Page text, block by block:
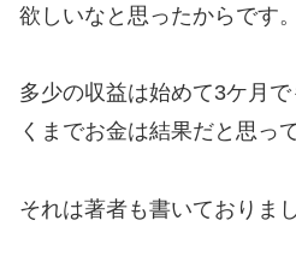
欲しいなと思ったからです。
多少の収益は始めて3ケ月
くまでお金は結果だと思っ
それは著者も書いておりまし